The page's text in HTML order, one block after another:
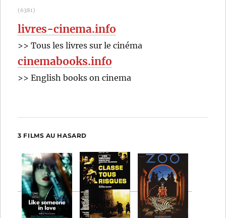
(6381)
livres-cinema.info
>> Tous les livres sur le cinéma
cinemabooks.info
>> English books on cinema
3 FILMS AU HASARD